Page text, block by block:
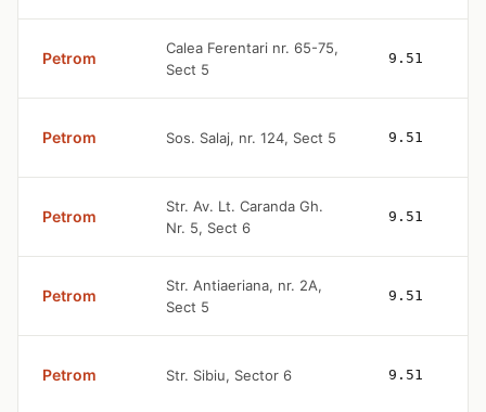
Petrom
Calea Ferentari nr. 65-75,
Sect 5
9.51
Petrom Sos. Salaj, nr. 124, Sect 5 9.51
Petrom
Str. Av. Lt. Caranda Gh.
Nr. 5, Sect 6
9.51
Petrom
Str. Antiaeriana, nr. 2A,
Sect 5
9.51
Petrom Str. Sibiu, Sector 6 9.51